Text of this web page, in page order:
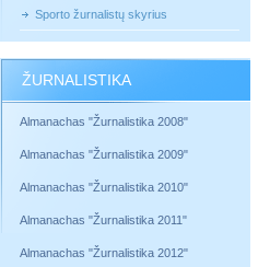
Sporto žurnalistų skyrius
ŽURNALISTIKA
Almanachas "Žurnalistika 2008"
Almanachas "Žurnalistika 2009"
Almanachas "Žurnalistika 2010"
Almanachas "Žurnalistika 2011"
Almanachas "Žurnalistika 2012"